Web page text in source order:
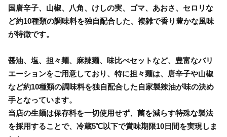
国唐辛子、山椒、八角、けしの実、ゴマ、あおさ、セロリな
ど約10種類の調味料を独自配合した、複雑で香り豊かな風味
が特徴です。
醤油、塩、担々麺、麻辣麺、味比べセットなど、豊富なバリ
エーションをご用意しており、特に担々麺は、唐辛子や山椒
など約10種類の調味料を独自配合した自家製辣油が味の決め
手となっています。
当店の生麺は保存料を一切使用せず、菌を減らす特殊な製法
を採用することで、冷蔵5℃以下で賞味期限10日間を実現しま